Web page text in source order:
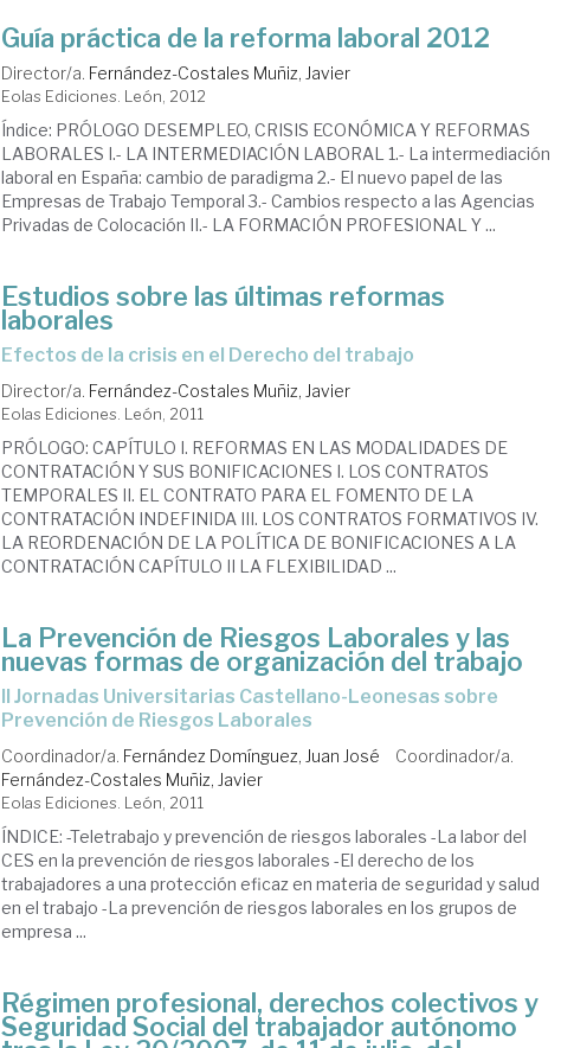
Guía práctica de la reforma laboral 2012
Director/a. Fernández-Costales Muñiz, Javier
Eolas Ediciones. León, 2012
Índice: PRÓLOGO DESEMPLEO, CRISIS ECONÓMICA Y REFORMAS
LABORALES I.- LA INTERMEDIACIÓN LABORAL 1.- La intermediación
laboral en España: cambio de paradigma 2.- El nuevo papel de las
Empresas de Trabajo Temporal 3.- Cambios respecto a las Agencias
Privadas de Colocación II.- LA FORMACIÓN PROFESIONAL Y ...
Estudios sobre las últimas reformas
laborales
efectos de la crisis en el Derecho del trabajo
Director/a. Fernández-Costales Muñiz, Javier
Eolas Ediciones. León, 2011
PRÓLOGO: CAPÍTULO I. REFORMAS EN LAS MODALIDADES DE
CONTRATACIÓN Y SUS BONIFICACIONES I. LOS CONTRATOS
TEMPORALES II. EL CONTRATO PARA EL FOMENTO DE LA
CONTRATACIÓN INDEFINIDA III. LOS CONTRATOS FORMATIVOS IV.
LA REORDENACIÓN DE LA POLÍTICA DE BONIFICACIONES A LA
CONTRATACIÓN CAPÍTULO II LA FLEXIBILIDAD ...
La Prevención de Riesgos Laborales y las
nuevas formas de organización del trabajo
II Jornadas Universitarias Castellano-Leonesas sobre
Prevención de Riesgos Laborales
Coordinador/a. Fernández Domínguez, Juan José
Coordinador/a.
Fernández-Costales Muñiz, Javier
Eolas Ediciones. León, 2011
ÍNDICE: -Teletrabajo y prevención de riesgos laborales -La labor del
CES en la prevención de riesgos laborales -El derecho de los
trabajadores a una protección eficaz en materia de seguridad y salud
en el trabajo -La prevención de riesgos laborales en los grupos de
empresa ...
Régimen profesional, derechos colectivos y
Seguridad Social del trabajador autónomo